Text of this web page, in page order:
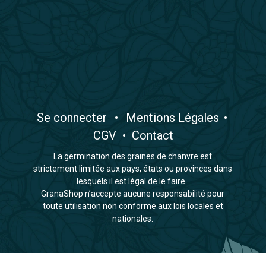
​Se connecter • ​Mentions Légales •
CGV• Contact
La germination des graines de chanvre est
strictement limitée aux pays, états ou provinces dans
lesquels il est légal de le faire.
GranaShop n’accepte aucune responsabilité pour
toute utilisation non conforme aux lois locales et
nationales.